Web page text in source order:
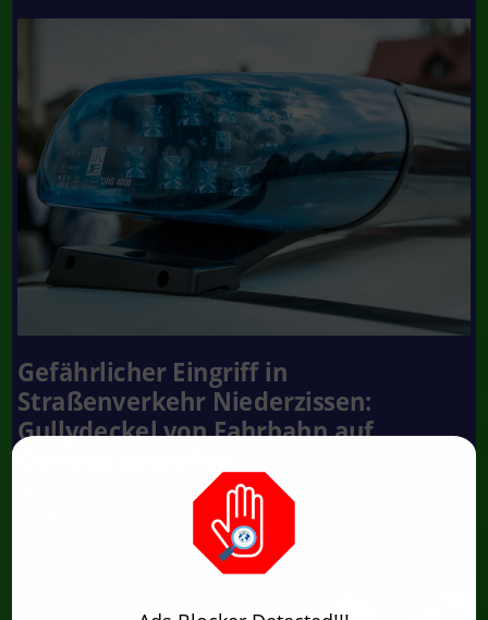
Gefährlicher Eingriff in
Straßenverkehr Niederzissen:
Gullydeckel von Fahrbahn auf
Niederzissen. Einen üblen Scherz haben der oder die Täter in
der Nacht zum 30.12.2025 verübt....